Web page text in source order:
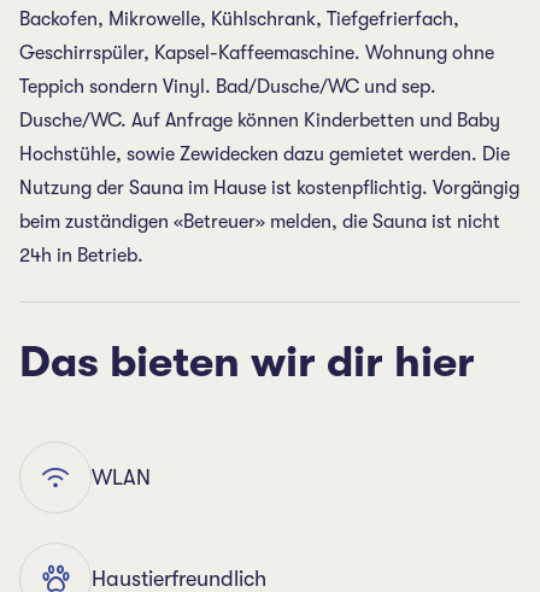
Backofen, Mikrowelle, Kühlschrank, Tiefgefrierfach,
Geschirrspüler, Kapsel-Kaffeemaschine. Wohnung ohne
Teppich sondern Vinyl. Bad/Dusche/WC und sep.
Dusche/WC. Auf Anfrage können Kinderbetten und Baby
Hochstühle, sowie Zewidecken dazu gemietet werden. Die
Nutzung der Sauna im Hause ist kostenpflichtig. Vorgängig
beim zuständigen «Betreuer» melden, die Sauna ist nicht
24h in Betrieb.
Das bieten wir dir hier
WLAN
Haustierfreundlich